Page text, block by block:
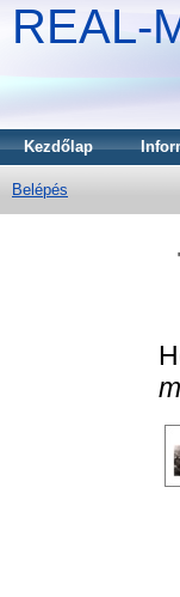
REAL-
Kezdőlap
Belépés